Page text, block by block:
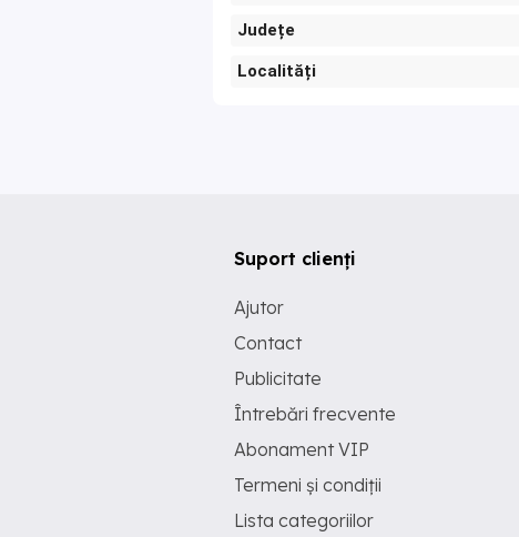
Județe
Localități
Suport clienți
Ajutor
Contact
Publicitate
Întrebări frecvente
Abonament VIP
Termeni și condiții
Lista categoriilor